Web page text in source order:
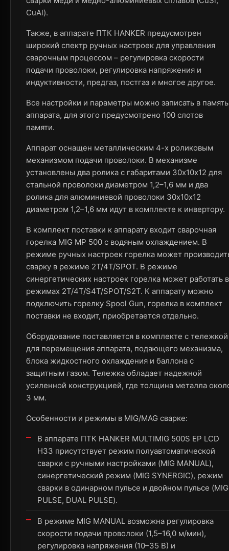
CuAl).
Также, в аппарате ПТК HANKER предусмотрен
широкий спектр ручных настроек для управления
сварочным процессом – регулировка скорости
подачи проволоки, регулировка напряжения и
индуктивности, предгаз, постгаз и многое другое.
Все настройки и параметры можно записать в память
аппарата, для этого предусмотрено 100 слотов
памяти.
Аппарат оснащен металлическим 4-х роликовым
механизмом подачи проволоки. В механизме
установлены два ролика с габаритами 30х10х12 для
стальной проволоки диаметром 1,2–1,6 мм и два
ролика для алюминиевой проволоки 30х10х12
диаметром 1,2–1,6 мм идут в комплекте к инвертору.
В комплект поставки к аппарату входит сварочная
горелка MIG MP 500 с водяным охлаждением. В
режиме ручных настроек горелка может
сварку в режиме 2Т/4Т/SPOT. В режиме
синергетических настроек горелка может работать в
режимах 2T/4T/S4T/SPOT/S2T. К аппарату можно
подключить горелку Spool Gun, горелка в комплект
поставки не входит, приобретается отдельно.
Оборудование поставляется в комплекте с тележкой
для перемещения аппарата, подающего механизма,
блока жидкостного охлаждения и баллона с
защитным газом. Тележка обладает надежной
усиленной конструкцией, где толщина металла
3 мм.
Особенности и режимы в MIG/MAG сварке:
В аппарате ПТК HANKER MULTIMIG 500S EP LCD
H33 присутствует режим полуавтоматической
сварки с ручными настройками (MIG MANUAL),
синергетический режим (MIG SYNERGIC), режим
сварки в одинарном пульсе и двойном пульсе (MIG
PULSE, DUAL PULSE).
В режиме MIG MANUAL возможна регулировка
скорости подачи проволоки (1,5–16,0 м/мин),
регулировка напряжения (10–35 В) и